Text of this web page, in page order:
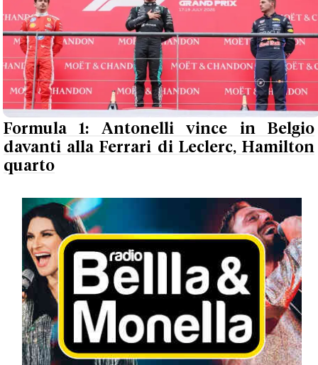
Formula 1: Antonelli vince in Belgio
davanti alla Ferrari di Leclerc, Hamilton
quarto